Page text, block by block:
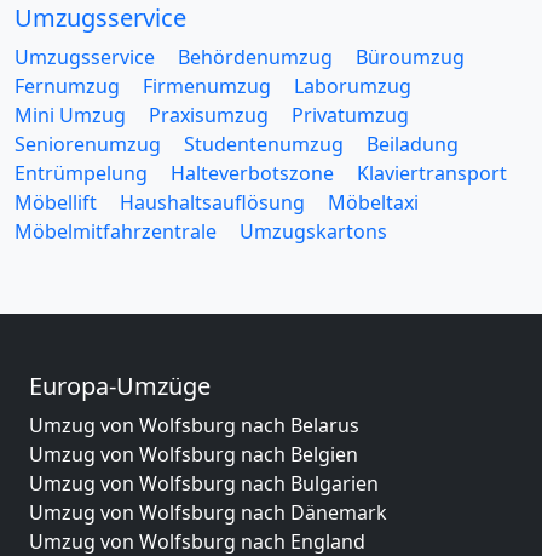
Umzugsservice
Umzugsservice Behördenumzug
Büroumzug
Fernumzug
Firmenumzug
Laborumzug
Mini Umzug
Praxisumzug
Privatumzug
Seniorenumzug
Studentenumzug
Beiladung
Entrümpelung
Halteverbotszone
Klaviertransport
Möbellift
Haushaltsauflösung
Möbeltaxi
Möbelmitfahrzentrale
Umzugskartons
Europa-Umzüge
Umzug von Wolfsburg nach Belarus
Umzug von Wolfsburg nach Belgien
Umzug von Wolfsburg nach Bulgarien
Umzug von Wolfsburg nach Dänemark
Umzug von Wolfsburg nach England